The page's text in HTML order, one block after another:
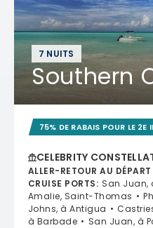
7 NUITS
Southern
75% DE RABAIS POUR LE 2E
CELEBRITY
ALLER-RETOUR AU DÉPART
CRUISE PORTS: San Juan,
Amalie, Saint-Thomas
Johns, à Antigua
à Barbade
San Juan, à